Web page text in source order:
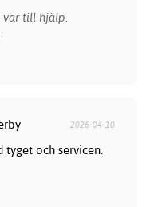
till hjälp.
2026-04-10
och servicen.